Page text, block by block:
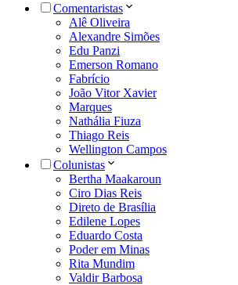
Comentaristas
Alê Oliveira
Alexandre Simões
Edu Panzi
Emerson Romano
Fabrício
João Vitor Xavier
Marques
Nathália Fiuza
Thiago Reis
Wellington Campos
Colunistas
Bertha Maakaroun
Ciro Dias Reis
Direto de Brasília
Edilene Lopes
Eduardo Costa
Poder em Minas
Rita Mundim
Valdir Barbosa